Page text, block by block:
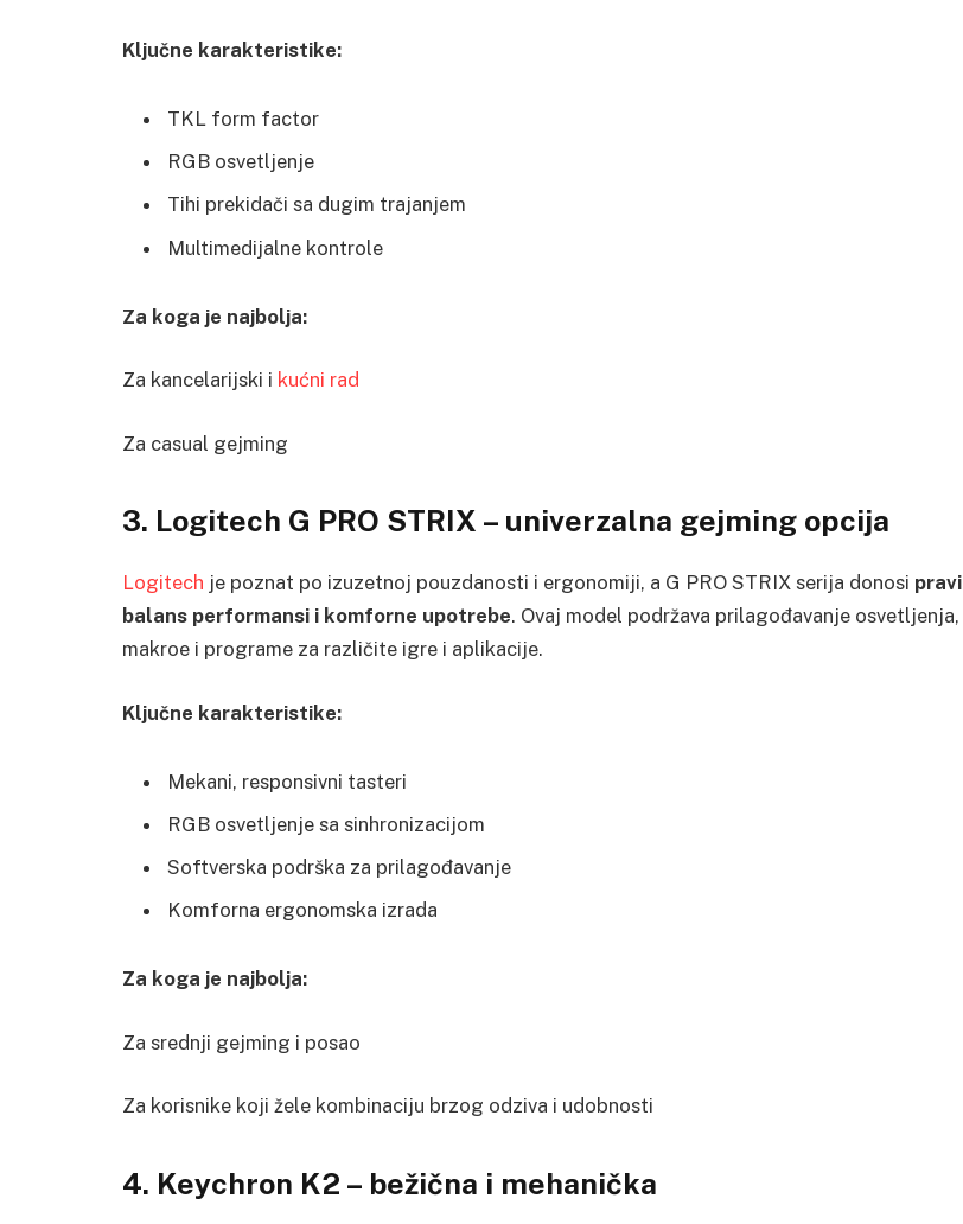
Ključne karakteristike:
TKL form factor
RGB osvetljenje
Tihi prekidači sa dugim trajanjem
Multimedijalne kontrole
Za koga je najbolja:
Za kancelarijski i kućni rad
Za casual gejming
3. Logitech G PRO STRIX – univerzalna gejming opcija
Logitech je poznat po izuzetnoj pouzdanosti i ergonomiji, a G PRO STRIX serija donosi pravi
balans performansi i komforne upotrebe. Ovaj model podržava prilagođavanje osvetljenja,
makroe i programe za različite igre i aplikacije.
Ključne karakteristike:
Mekani, responsivni tasteri
RGB osvetljenje sa sinhronizacijom
Softverska podrška za prilagođavanje
Komforna ergonomska izrada
Za koga je najbolja:
Za srednji gejming i posao
Za korisnike koji žele kombinaciju brzog odziva i udobnosti
4. Keychron K2 – bežična i mehanička